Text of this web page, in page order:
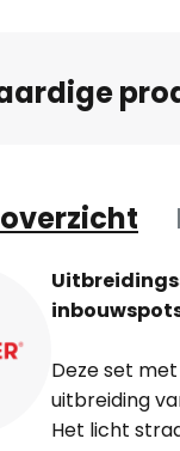
Deze set
uitbreiding
Het licht